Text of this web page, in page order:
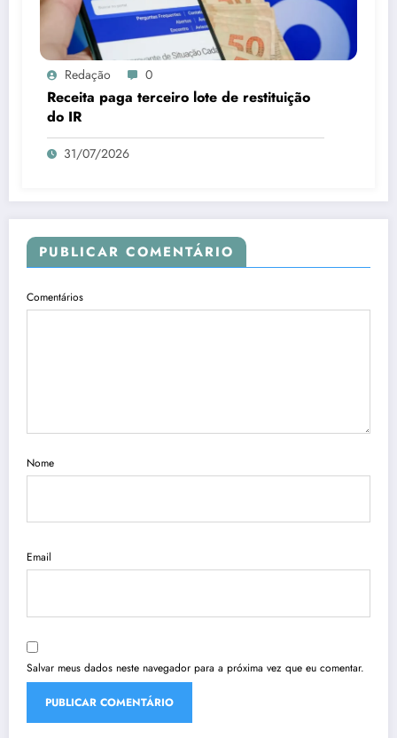
Redação 0
Receita paga terceiro lote de restituição
do IR
31/07/2026
PUBLICAR COMENTÁRIO
Comentários
Nome
Email
Salvar meus dados neste navegador para a próxima vez que eu comentar.